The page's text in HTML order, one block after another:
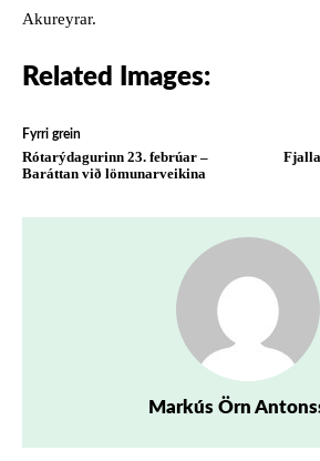
Akureyrar.
Related Images:
Fyrri grein
Rótarýdagurinn 23. febrúar –
Baráttan við lömunarveikina
Markús Örn